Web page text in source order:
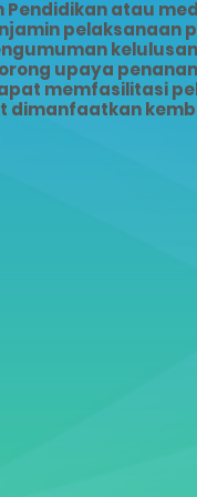
atau
pelaksanaan
upaya
memfasilitasi